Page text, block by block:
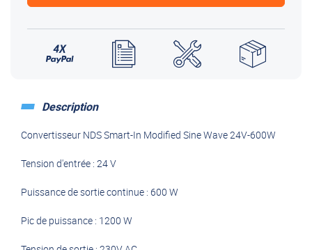
Description
Convertisseur NDS Smart-In Modified Sine Wave 24V-600W
Tension d'entrée : 24 V
Puissance de sortie continue : 600 W
Pic de puissance : 1200 W